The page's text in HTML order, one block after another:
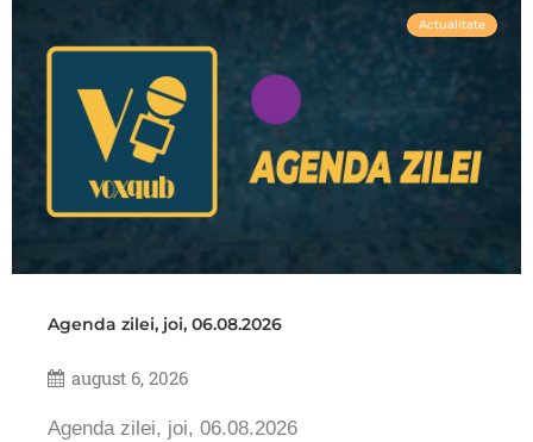
Actualitate
Agenda zilei, joi, 06.08.2026
august 6, 2026
Agenda zilei, joi, 06.08.2026